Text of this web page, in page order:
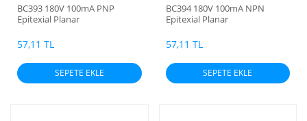
BC393 180V 100mA PNP
Epitexial Planar
57,11 TL
SEPETE EKLE
BC394 180V 100mA NPN
Epitexial Planar
57,11 TL
SEPETE EKLE